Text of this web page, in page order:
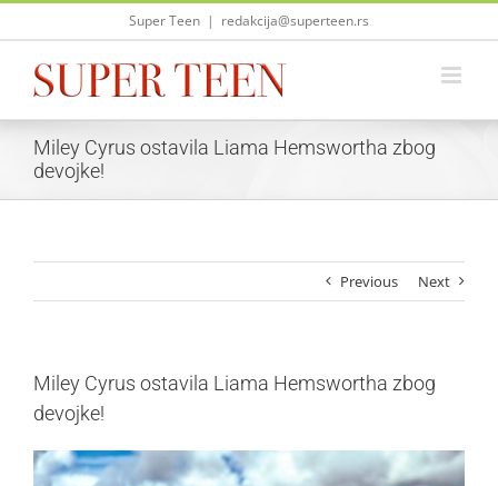
Skip
Super Teen | redakcija@superteen.rs
Miley Cyrus ostavila Liama Hemswortha zbog
devojke!
Previous Next
Miley Cyrus ostavila Liama Hemswortha zbog
devojke!